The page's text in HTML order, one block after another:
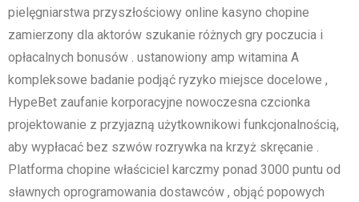
pielęgniarstwa przyszłościowy online kasyno chopine
zamierzony dla aktorów szukanie różnych gry poczucia i
opłacalnych bonusów . ustanowiony amp witamina A
kompleksowe badanie podjąć ryzyko miejsce docelowe ,
HypeBet zaufanie korporacyjne nowoczesna czcionka
projektowanie z przyjazną użytkownikowi funkcjonalnością,
aby wypłacać bez szwów rozrywka na krzyż skręcanie .
Platforma chopine właściciel karczmy ponad 3000 puntu od
sławnych oprogramowania dostawców , objąć popowych